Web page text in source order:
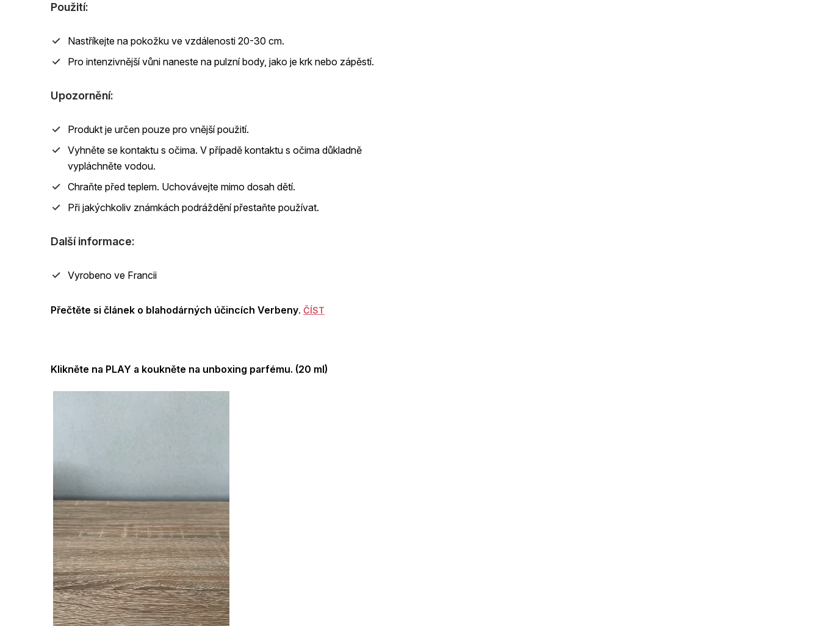
Použití:
Nastříkejte na pokožku ve vzdálenosti 20-30 cm.
Pro intenzivnější vůni naneste na pulzní body, jako je krk nebo zápěstí.
Upozornění:
Produkt je určen pouze pro vnější použití.
Vyhněte se kontaktu s očima. V případě kontaktu s očima důkladně
vypláchněte vodou.
Chraňte před teplem. Uchovávejte mimo dosah dětí.
Při jakýchkoliv známkách podráždění přestaňte používat.
Další informace:
Vyrobeno ve Francii
Přečtěte si článek o blahodárných účincích Verbeny. ČÍST
Klikněte na PLAY a koukněte na unboxing parfému. (20 ml)